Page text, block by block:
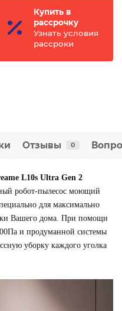
Купить в
рассрочку
Узнать условия
рассроки
Отзывы 0
L10s Ultra Gen 2
робот-пылесос моющий
для максимально
Вашего дома. При помощи
и продуманной системы
уборку каждого уголка